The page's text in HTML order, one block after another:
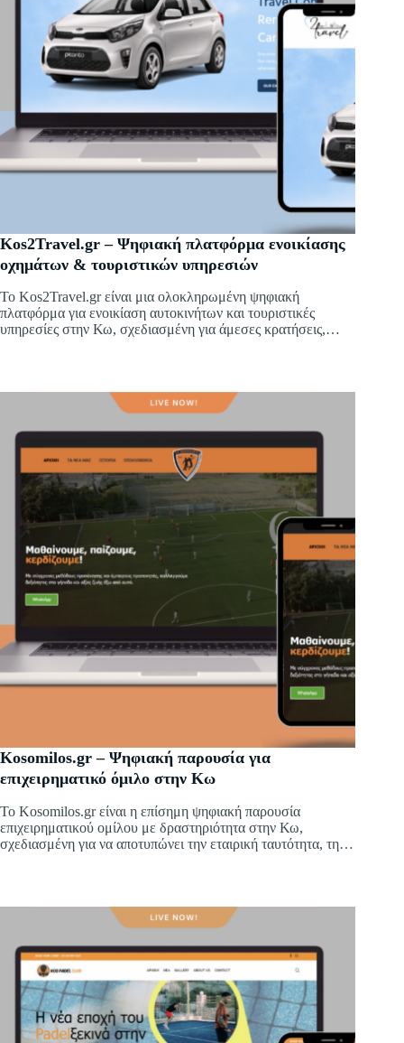
Kos2Travel.gr – Ψηφιακή πλατφόρμα ενοικίασης
οχημάτων & τουριστικών υπηρεσιών
Το Kos2Travel.gr είναι μια ολοκληρωμένη ψηφιακή
πλατφόρμα για ενοικίαση αυτοκινήτων και τουριστικές
υπηρεσίες στην Κω, σχεδιασμένη για άμεσες κρατήσεις,
Kosomilos.gr – Ψηφιακή παρουσία για
επιχειρηματικό όμιλο στην Κω
Το Kosomilos.gr είναι η επίσημη ψηφιακή παρουσία
επιχειρηματικού ομίλου με δραστηριότητα στην Κω,
σχεδιασμένη για να αποτυπώνει την εταιρική ταυτότητα, τη